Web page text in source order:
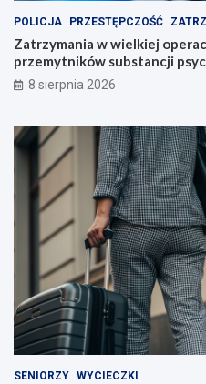
p
e
r
a
c
i
:
z
t
i
a
t
k
a
u
s
z
a
j
n
a
z
a
e
w
y
c
i
POLICJA PRZESTĘPCZOŚĆ
Zatrzymania w wielkiej
przemytników substancji
8 sierpnia 2026
SENIORZY WYCIECZKI